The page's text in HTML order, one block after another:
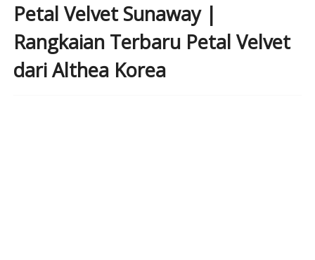
Petal Velvet Sunaway |
Rangkaian Terbaru Petal Velvet
dari Althea Korea